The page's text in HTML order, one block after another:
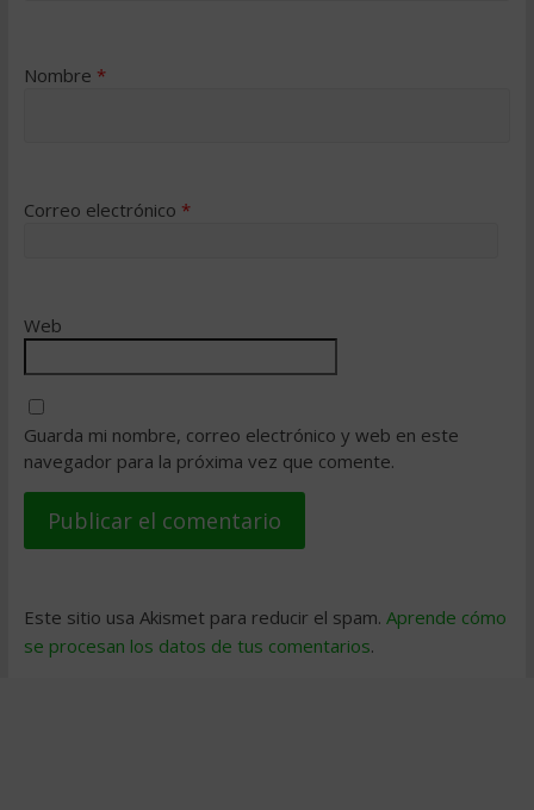
Nombre *
Correo electrónico *
Web
Guarda mi nombre, correo electrónico y web en este
navegador para la próxima vez que comente.
Este sitio usa Akismet para reducir el spam. Aprende cómo
se procesan los datos de tus comentarios.